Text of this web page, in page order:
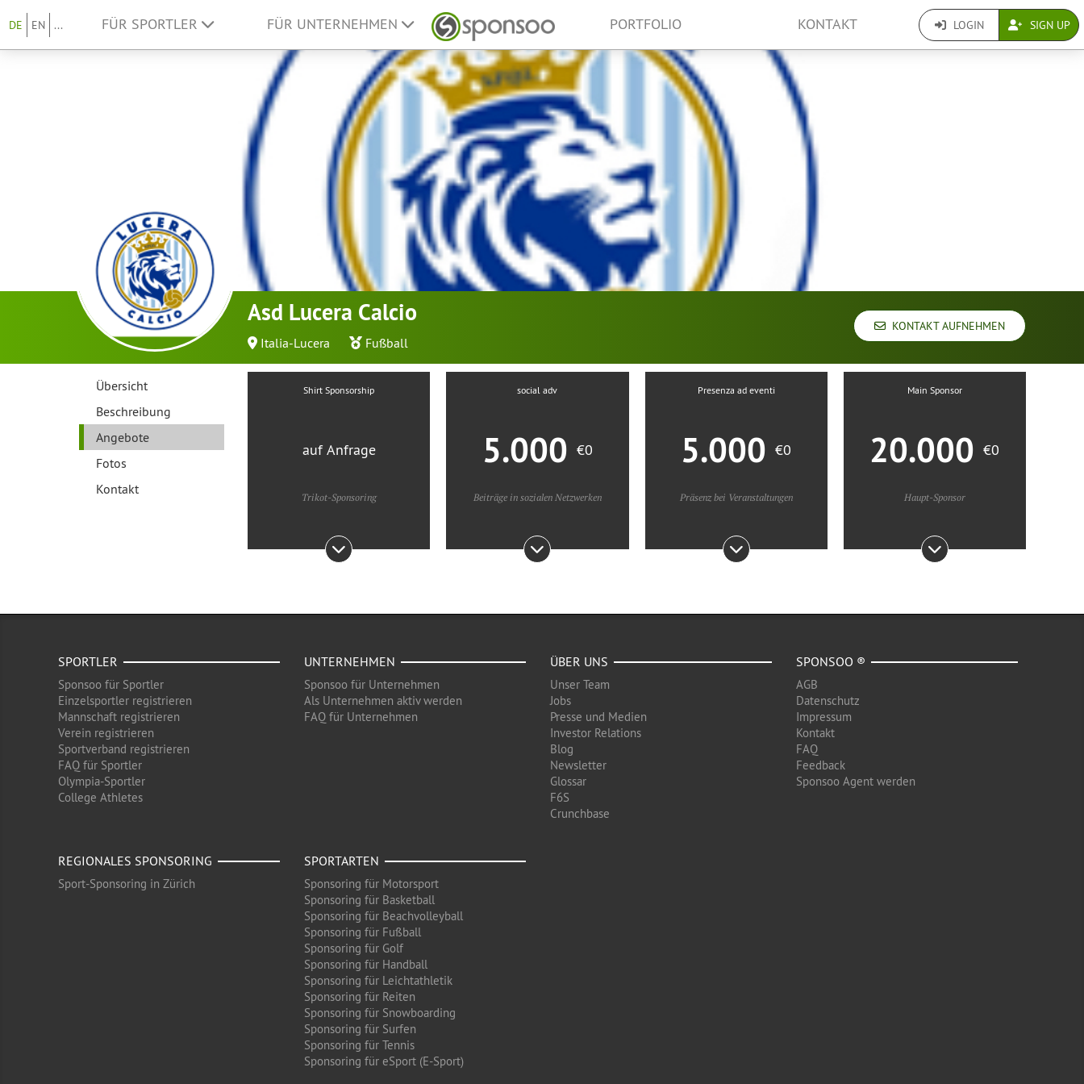
DE EN ... FÜR SPORTLER FÜR UNTERNEHMEN PORTFOLIO KONTAKT LOGIN SIGN UP
Asd Lucera Calcio
Italia-Lucera Fußball
KONTAKT AUFNEHMEN
Übersicht
Beschreibung
Angebote
Fotos
Kontakt
Shirt Sponsorship
auf Anfrage
Trikot-Sponsoring
social adv
5.000 €0
Beiträge in sozialen Netzwerken
Presenza ad eventi
5.000€0
Präsenz bei Veranstaltungen
Main Sponsor
20.000€0
Haupt-Sponsor
SPORTLER
Sponsoo für Sportler
Einzelsportler registrieren
Mannschaft registrieren
Verein registrieren
Sportverband registrieren
FAQ für Sportler
Olympia-Sportler
College Athletes
UNTERNEHMEN
Sponsoo für Unternehmen
Als Unternehmen aktiv werden
FAQ für Unternehmen
ÜBER UNS
Unser Team
Jobs
Presse und Medien
Investor Relations
Blog
Newsletter
Glossar
F6S
Crunchbase
SPONSOO ®
AGB
Datenschutz
Impressum
Kontakt
FAQ
Feedback
Sponsoo Agent werden
REGIONALES SPONSORING
Sport-Sponsoring in Zürich
SPORTARTEN
Sponsoring für Motorsport
Sponsoring für Basketball
Sponsoring für Beachvolleyball
Sponsoring für Fußball
Sponsoring für Golf
Sponsoring für Handball
Sponsoring für Leichtathletik
Sponsoring für Reiten
Sponsoring für Snowboarding
Sponsoring für Surfen
Sponsoring für Tennis
Sponsoring für eSport (E-Sport)